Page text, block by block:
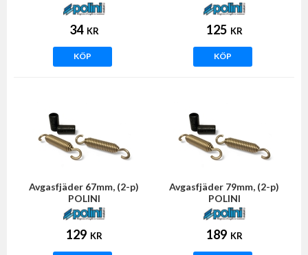
34 KR
KÖP
125 KR
KÖP
Avgasfjäder 67mm, (2-p)
POLINI
129 KR
Avgasfjäder 79mm, (2-p)
POLINI
189 KR